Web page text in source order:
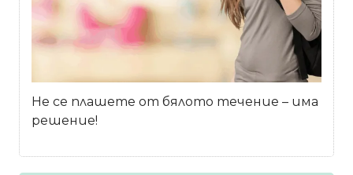
Не се плашете от бялото течение – има
решение!